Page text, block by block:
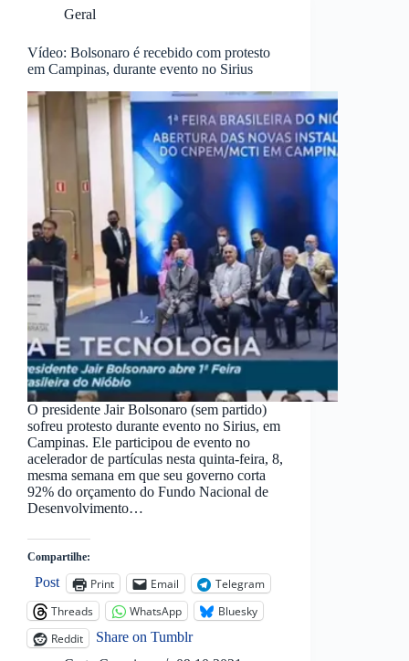
Geral
Vídeo: Bolsonaro é recebido com protesto
em Campinas, durante evento no Sirius
O presidente Jair Bolsonaro (sem partido)
sofreu protesto durante evento no Sirius, em
Campinas. Ele participou de evento no
acelerador de partículas nesta quinta-feira, 8,
mesma semana em que seu governo corta
92% do orçamento do Fundo Nacional de
Desenvolvimento…
Compartilhe:
Post Print Email
Telegram
Threads
WhatsApp
Bluesky
Reddit
Share on Tumblr